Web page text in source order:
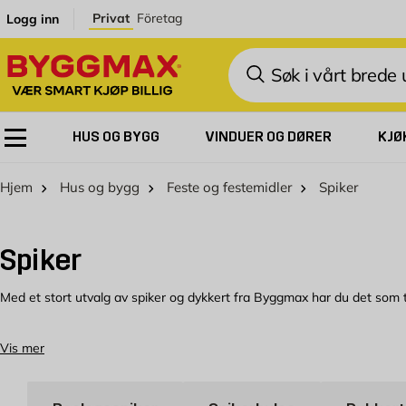
Logg inn Privat Företag
Søk
HUS OG BYGG VINDUER OG DØRER
Hjem Hus og bygg Feste og festemidler Spiker
Spiker
Med et stort utvalg av spiker og dykkert fra Byggmax har du det
Vi har rett spiker til ditt prosjekt
Vis mer